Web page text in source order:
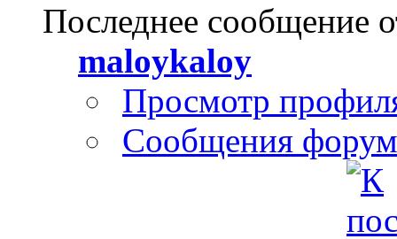
Последнее сообщение
maloykaloy
Просмотр
Сообщения